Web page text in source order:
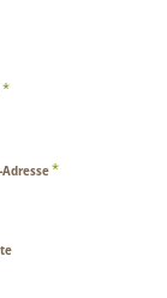
*
Adresse*